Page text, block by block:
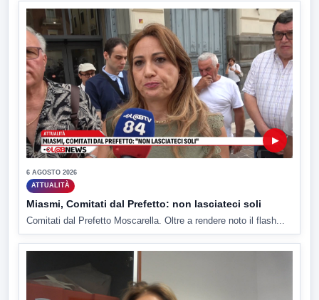
▶
6 AGOSTO 2026
ATTUALITÀ
Miasmi, Comitati dal Prefetto: non lasciateci soli
Comitati dal Prefetto Moscarella. Oltre a rendere noto il flash...